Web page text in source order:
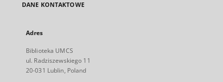
DANE KONTAKTOWE
Adres
Biblioteka UMCS
ul. Radziszewskiego 11
20-031 Lublin, Poland